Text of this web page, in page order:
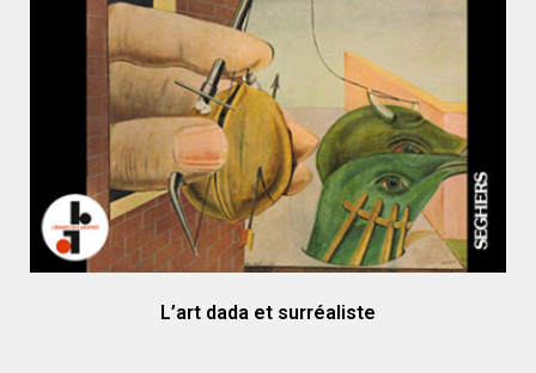
L’art dada et surréaliste